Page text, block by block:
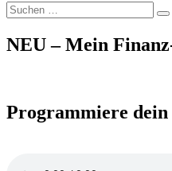
Suchen
nach:
NEU – Mein
Programmiere dein